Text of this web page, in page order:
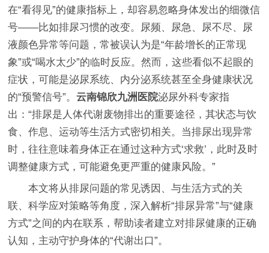
在“看得见”的健康指标上，却容易忽略身体发出的细微信
号——比如排尿习惯的改变。尿频、尿急、尿不尽、尿
液颜色异常等问题，常被误认为是“年龄增长的正常现
象”或“喝水太少”的临时反应。然而，这些看似不起眼的
症状，可能是泌尿系统、内分泌系统甚至全身健康状况
的“预警信号”。云南锦欣九洲医院泌尿外科专家指
出：“排尿是人体代谢废物排出的重要途径，其状态与饮
食、作息、运动等生活方式密切相关。当排尿出现异常
时，往往意味着身体正在通过这种方式‘求救’，此时及时
调整健康方式，可能避免更严重的健康风险。”
本文将从排尿问题的常见诱因、与生活方式的关
联、科学应对策略等角度，深入解析“排尿异常”与“健康
方式”之间的内在联系，帮助读者建立对排尿健康的正确
认知，主动守护身体的“代谢出口”。